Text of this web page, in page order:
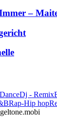
–
DanceDj - Remix
Rap-Hip hop